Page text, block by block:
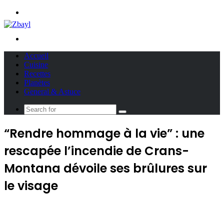
Accueil
Cuisine
Recettes
Planètes
General & Astuce
Search
“Rendre hommage à la vie” : une
rescapée l’incendie de Crans-
Montana dévoile ses brûlures sur
le visage